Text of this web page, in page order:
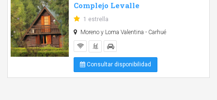
Complejo Levalle
1 estrella
Moreno y Loma Valentina - Carhué
Consultar disponibilidad